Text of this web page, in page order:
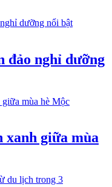
đảo nghỉ dưỡng
xanh giữa mùa